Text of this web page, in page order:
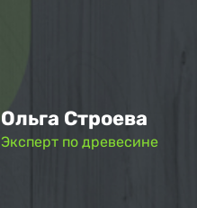
Ольга Строева
Эксперт по древесине